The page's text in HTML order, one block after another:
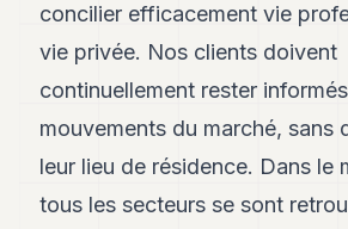
Andy
8
7
Andy
Andy
concilier efficacement vie
vie privée. Nos clients doivent
continuellement rester
mouvements du marché, sans
leur lieu de résidence. Dans le
tous les secteurs se sont